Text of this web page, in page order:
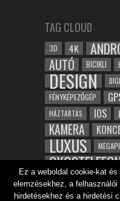
TAG CLOUD
3D 4K
AUTÓ BICIKLI
DESIGN
FÉNYKÉPEZŐGÉP
HÁZTARTÁS IOS
KAMERA
LUXUS
ROBOT
TESZT VIDEÓ
Ez a weboldal cookie-kat
elemzésekhez, a
hirdetésekhez és a hirdetési